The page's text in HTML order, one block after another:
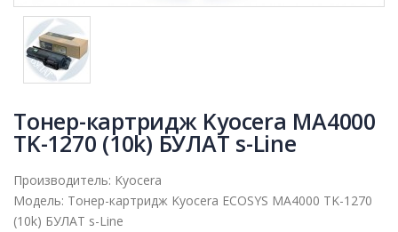
Тонер-картридж Kyocera MA4000
TK-1270 (10k) БУЛАТ s-Line
Производитель: Kyocera
Модель: Тонер-картридж Kyocera ECOSYS MA4000 TK-1270
(10k) БУЛАТ s-Line